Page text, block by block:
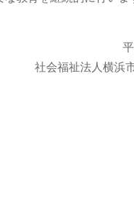
社会福祉法人横浜